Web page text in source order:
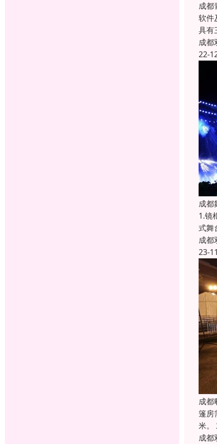
成都
软件
具有
成都
22-
成都
1.镜
式舞
成都
23-
成都
篷房
米。
成都